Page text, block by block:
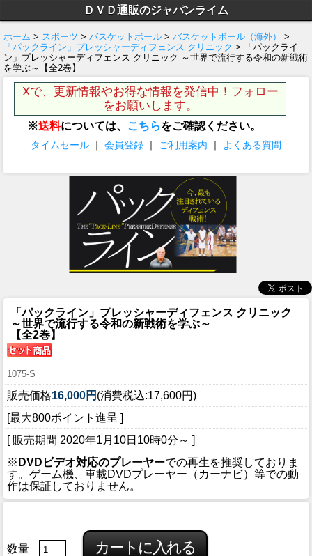
ＤＶＤ通販のジャパンライム
ホーム > スポーツ > バスケットボール > バスケットボール（海外）
>
「パックライン」プレッシャーディフェンス クリニック > 「パックライ
ン」プレッシャーディフェンス クリニック ～世界で流行する令和の新戦術
を学ぶ～【全2巻】
Xで、更新情報やお得な情報を発信中！フォロー
をお願いします。
※送料については、 こちらをご確認ください。
タイムセール ｜ 会員登録 ｜ ご利用案内 ｜ よくある質問
「パックライン」プレッシャーディフェンス クリニック
～世界で流行する令和の新戦術を学ぶ～
【全2巻】
1075-S
販売価格16,000円 (消費税込:17,600円)
[最大800ポイント進呈 ]
[ 販売期間 2020年1月10日10時0分 ～ ]
※ DVDビデオ対応のプレーヤーでの再生を推奨しておりま
す。ゲーム機、車載DVDプレーヤー（カーナビ）等での動
作は保証しておりません。
数量